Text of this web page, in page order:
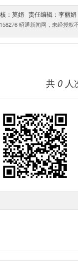
：莫娟 责任编辑：李丽娟
昭通新闻网，未经授权
共 0 人